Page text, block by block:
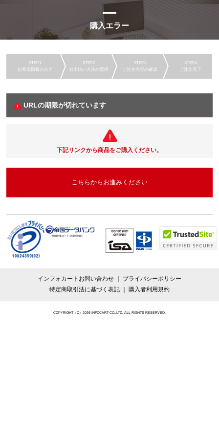
購入エラー
お客様情報の入力 お支払い方法の選択 ご注文内容の確認 ご注文完了
URLの期限が切れています
下記リンクから商品をご購入ください。
こちらからお進みください
TDB企業コード:261070114
インフォカートお問い合わせ
プライバシーポリシー
特定商取引法に基づく表記
購入者利用規約
COPYRIGHT（C）2026 INFOCART CO.,LTD. ALL RIGHTS RESERVED.